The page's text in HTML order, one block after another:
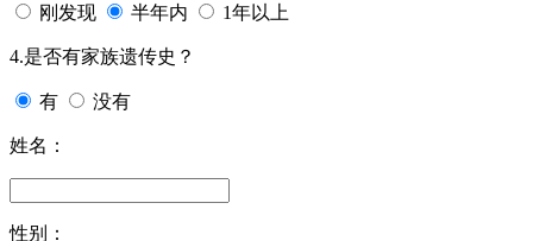
刚发现 半年内 1年以上
4.是否有家族遗传史？
有 没有
姓名：
性别：